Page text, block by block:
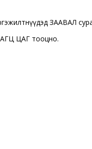
ЗААВАЛ
ЦАГ тооцно.